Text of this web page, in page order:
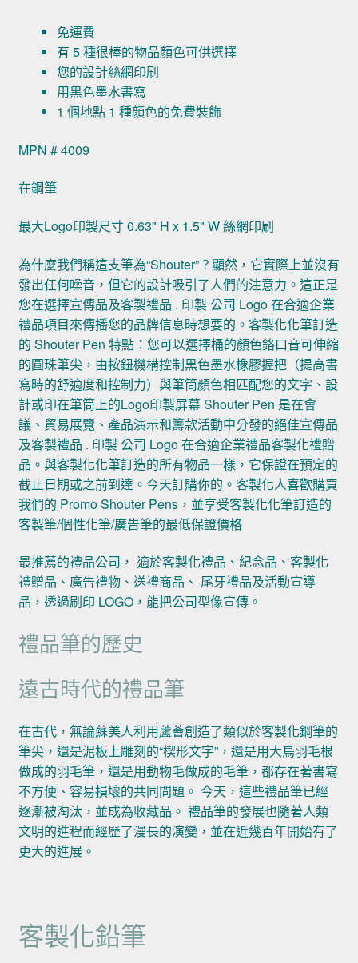
免運費
有 5 種很棒的物品顏色可供選擇
您的設計絲網印刷
用黑色墨水書寫
1 個地點 1 種顏色的免費裝飾
MPN # 4009
在鋼筆
最大Logo印製尺寸 0.63" H x 1.5" W 絲網印刷
為什麼我們稱這支筆為“Shouter”？顯然，它實際上並沒有
發出任何噪音，但它的設計吸引了人們的注意力。這正是
您在選擇宣傳品及客製禮品 . 印製 公司 Logo 在合適企業
禮品項目來傳播您的品牌信息時想要的。客製化化筆訂造
的 Shouter Pen 特點：您可以選擇桶的顏色鉻口音可伸縮
的圓珠筆尖，由按鈕機構控制黑色墨水橡膠握把（提高書
寫時的舒適度和控制力）與筆筒顏色相匹配您的文字、設
計或印在筆筒上的Logo印製屏幕 Shouter Pen 是在會
議、貿易展覽、產品演示和籌款活動中分發的絕佳宣傳品
及客製禮品 . 印製 公司 Logo 在合適企業禮品客製化禮贈
品。與客製化化筆訂造的所有物品一樣，它保證在預定的
截止日期或之前到達。今天訂購你的。客製化人喜歡購買
我們的 Promo Shouter Pens，並享受客製化化筆訂造的
客製筆/個性化筆/廣告筆的最低保證價格
最推薦的禮品公司， 適於客製化禮品、紀念品、客製化
禮贈品、廣告禮物、送禮商品、 尾牙禮品及活動宣導
品，透過刷印 LOGO，能把公司型像宣傳。
禮品筆的歷史
遠古時代的禮品筆
在古代，無論蘇美人利用蘆薈創造了類似於客製化鋼筆的
筆尖，還是泥板上雕刻的“楔形文字”，還是用大鳥羽毛根
做成的羽毛筆，還是用動物毛做成的毛筆，都存在著書寫
不方便、容易損壞的共同問題。 今天，這些禮品筆已經
逐漸被淘汰，並成為收藏品。 禮品筆的發展也隨著人類
文明的進程而經歷了漫長的演變，並在近幾百年開始有了
更大的進展。
客製化鉛筆